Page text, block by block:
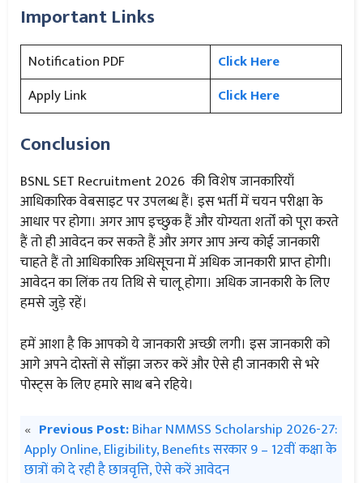
Important Links
Notification PDF
Click Here
Apply Link
Click Here
Conclusion
BSNL SET Recruitment 2026 की विशेष जानकारियाँ
आधिकारिक वेबसाइट पर उपलब्ध हैं। इस भर्ती में चयन परीक्षा के
आधार पर होगा। अगर आप इच्छुक हैं और योग्यता शर्तों को पूरा करते
हैं तो ही आवेदन कर सकते हैं और अगर आप अन्य कोई जानकारी
चाहते हैं तो आधिकारिक अधिसूचना में अधिक जानकारी प्राप्त होगी।
आवेदन का लिंक तय तिथि से चालू होगा। अधिक जानकारी के लिए
हमसे जुड़े रहें।
हमें आशा है कि आपको ये जानकारी अच्छी लगी। इस जानकारी को
आगे अपने दोस्तों से साँझा जरुर करें और ऐसे ही जानकारी से भरे
पोस्ट्स के लिए हमारे साथ बने रहिये।
« Previous Post:Bihar NMMSS Scholarship 2026-27:
Apply Online, Eligibility, Benefits सरकार 9 – 12वीं कक्षा के
छात्रों को दे रही है छात्रवृत्ति, ऐसे करें आवेदन